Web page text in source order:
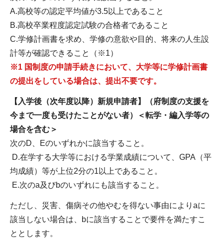
A.高校等の認定平均値が3.5以上であること
B.高校卒業程度認定試験の合格者であること
C.学修計画書を求め、学修の意欲や目的、将来の人生設
計等が確認できること（※1）
※1 国制度の申請手続きにおいて、大学等に学修計画書
の提出をしている場合は、提出不要です。
【入学後（次年度以降）新規申請者】（府制度の支援を
今まで一度も受けたことがない者）＜転学・編入学等の
場合を含む＞
次のD、Eのいずれかに該当すること。
D.在学する大学等における学業成績について、GPA（平
均成績）等が上位2分の1以上であること。
E.次のa及びbのいずれにも該当すること。
ただし、災害、傷病その他やむを得ない事由によりaに
該当しない場合は、bに該当することで要件を満たすこ
ととします。